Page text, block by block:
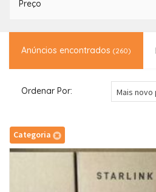
Preço
Anúncios encontrados (260)
Ordenar Por: Mais novo
Categoria